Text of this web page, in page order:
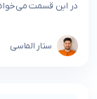
در این قسمت
ستار الماسی